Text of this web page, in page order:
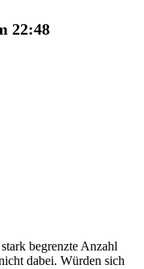
22:48
begrenzte Anzahl
dabei. Würden sich